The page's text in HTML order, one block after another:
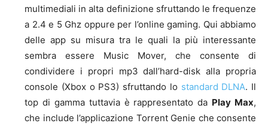
multimediali in alta definizione sfruttando le frequenze
a 2.4 e 5 Ghz oppure per l’online gaming. Qui abbiamo
delle app su misura tra le quali la più interessante
sembra essere Music Mover, che consente di
condividere i propri mp3 dall’hard-disk alla propria
console (Xbox o PS3) sfruttando lo standard DLNA. Il
top di gamma tuttavia è rappresentato da Play Max,
che include l’applicazione Torrent Genie che consente